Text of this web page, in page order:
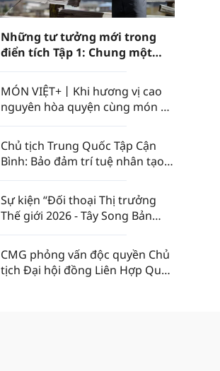
Những tư tưởng mới trong
điển tích Tập 1: Chung một
con đường
MÓN VIỆT+丨Khi hương vị cao
nguyên hòa quyện cùng món ăn
Việt Nam……
Chủ tịch Trung Quốc Tập Cận
Bình: Bảo đảm trí tuệ nhân tạo
luôn nằm trong sự kiểm soát
của nhân loại
Sự kiện “Đối thoại Thị trưởng
Thế giới 2026 - Tây Song Bản
Nạp” diễn ra tại châu tự trị dân
tộc Thái Tây Song Bản Nạp, tỉnh
Vân Nam, Trung Quốc
CMG phỏng vấn độc quyền Chủ
tịch Đại hội đồng Liên Hợp Quốc